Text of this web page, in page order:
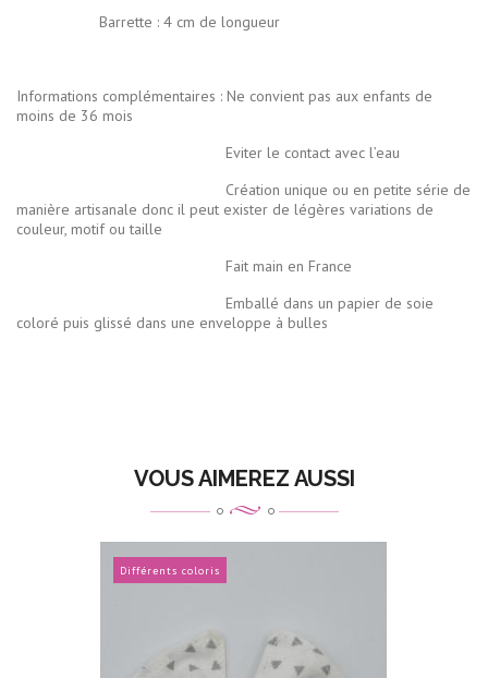
Barrette : 4 cm de longueur
Informations complémentaires : Ne convient pas aux enfants de
moins de 36 mois
Eviter le contact avec l’eau
Création unique ou en petite série de
manière artisanale donc il peut exister de légères variations de
couleur, motif ou taille
Fait main en France
Emballé dans un papier de soie
coloré puis glissé dans une enveloppe à bulles
VOUS AIMEREZ AUSSI
Différents coloris